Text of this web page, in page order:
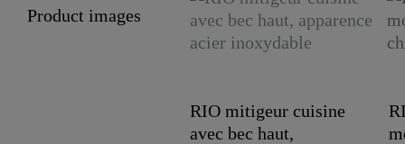
Product images
RIO mitigeur cuisine
avec bec haut,